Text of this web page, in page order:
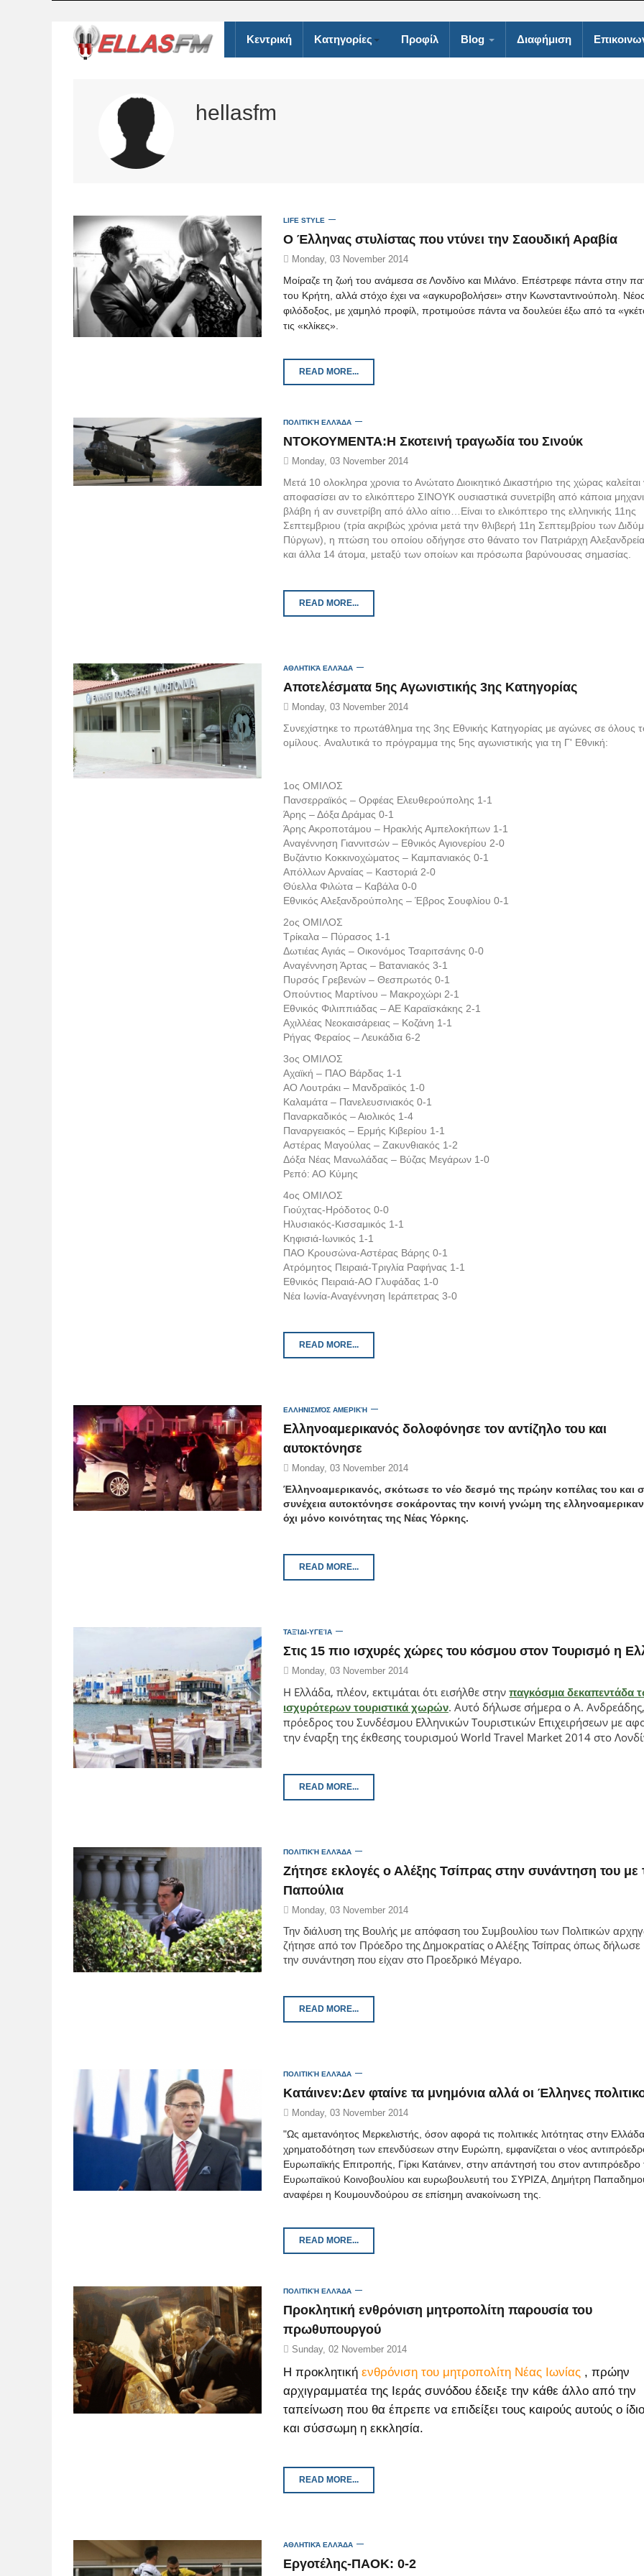
Κεντρική Κατηγορίες Προφίλ Blog Διαφήμιση
hellasfm
LIFE STYLE
O Έλληνας στυλίστας που ντύνει την Σαουδική Αραβία
Monday, 03 November 2014
Μοίραζε τη ζωή του ανάμεσα σε Λονδίνο και Μιλάνο. Επέστρεφε πάντα στην
του Κρήτη, αλλά στόχο έχει να «αγκυροβολήσει» στην Κωνσταντινούπολη.
φιλόδοξος, με χαμηλό προφίλ, προτιμούσε πάντα να δουλεύει έξω από τα
τις «κλίκες».
READ MORE...
ΠΟΛΙΤΙΚΉ ΕΛΛΆΔΑ
ΝΤΟΚΟΥΜΕΝΤΑ:Η Σκοτεινή τραγωδία του Σινούκ
Monday, 03 November 2014
Μετά 10 ολοκληρα χρονια το Ανώτατο Διοικητικό Δικαστήριο της χώρας καλείται
αποφασίσει αν το ελικόπτερο ΣΙΝΟΥΚ ουσιαστικά συνετρίβη από κάποια
βλάβη ή αν συνετρίβη από άλλο αίτιο…Είναι το ελικόπτερο της ελληνικής 11ης
Σεπτεμβριου (τρία ακριβώς χρόνια μετά την θλιβερή 11η Σεπτεμβρίου των
Πύργων), η πτώση του οποίου οδήγησε στο θάνατο τον Πατριάρχη
και άλλα 14 άτομα, μεταξύ των οποίων και πρόσωπα βαρύνουσας σημασίας.
READ MORE...
ΑΘΛΗΤΙΚΆ ΕΛΛΆΔΑ
Αποτελέσματα 5ης Αγωνιστικής 3ης Κατηγορίας
Monday, 03 November 2014
Συνεχίστηκε το πρωτάθλημα της 3ης Εθνικής Κατηγορίας με αγώνες σε όλους
ομίλους. Αναλυτικά το πρόγραμμα της 5ης αγωνιστικής για τη Γ' Εθνική:
1ος ΟΜΙΛΟΣ
Πανσερραϊκός – Ορφέας Ελευθερούπολης 1-1
Άρης – Δόξα Δράμας 0-1
Άρης Ακροποτάμου – Ηρακλής Αμπελοκήπων 1-1
Αναγέννηση Γιαννιτσών – Εθνικός Αγιονερίου 2-0
Βυζάντιο Κοκκινοχώματος – Καμπανιακός 0-1
Απόλλων Αρναίας – Καστοριά 2-0
Θύελλα Φιλώτα – Καβάλα 0-0
Εθνικός Αλεξανδρούπολης – Έβρος Σουφλίου 0-1
2ος ΟΜΙΛΟΣ
Τρίκαλα – Πύρασος 1-1
Δωτιέας Αγιάς – Οικονόμος Τσαριτσάνης 0-0
Αναγέννηση Άρτας – Βατανιακός 3-1
Πυρσός Γρεβενών – Θεσπρωτός 0-1
Οπούντιος Μαρτίνου – Μακροχώρι 2-1
Εθνικός Φιλιππιάδας – ΑΕ Καραϊσκάκης 2-1
Αχιλλέας Νεοκαισάρειας – Κοζάνη 1-1
Ρήγας Φεραίος – Λευκάδια 6-2
3ος ΟΜΙΛΟΣ
Αχαϊκή – ΠΑΟ Βάρδας 1-1
ΑΟ Λουτράκι – Μανδραϊκός 1-0
Καλαμάτα – Πανελευσινιακός 0-1
Παναρκαδικός – Αιολικός 1-4
Παναργειακός – Ερμής Κιβερίου 1-1
Αστέρας Μαγούλας – Ζακυνθιακός 1-2
Δόξα Νέας Μανωλάδας – Βύζας Μεγάρων 1-0
Ρεπό: ΑΟ Κύμης
4ος ΟΜΙΛΟΣ
Γιούχτας-Ηρόδοτος 0-0
Ηλυσιακός-Κισσαμικός 1-1
Κηφισιά-Ιωνικός 1-1
ΠΑΟ Κρουσώνα-Αστέρας Βάρης 0-1
Ατρόμητος Πειραιά-Τριγλία Ραφήνας 1-1
Εθνικός Πειραιά-ΑΟ Γλυφάδας 1-0
Νέα Ιωνία-Αναγέννηση Ιεράπετρας 3-0
READ MORE...
ΕΛΛΗΝΙΣΜΌΣ ΑΜΕΡΙΚΉ
Ελληνοαμερικανός δολοφόνησε τον αντίζηλο του και
αυτοκτόνησε
Monday, 03 November 2014
Έλληνοαμερικανός, σκότωσε το νέο δεσμό της πρώην κοπέλας του και
συνέχεια αυτοκτόνησε σοκάροντας την κοινή γνώμη της
όχι μόνο κοινότητας της Νέας Υόρκης.
READ MORE...
ΤΑΞΊΔΙ-ΥΓΕΊΑ
Στις 15 πιο ισχυρές χώρες του κόσμου στον Τουρισμό η
Monday, 03 November 2014
Η Ελλάδα, πλέον, εκτιμάται ότι εισήλθε στηνπαγκόσμια δεκαπεντάδα
ισχυρότερων τουριστικά χωρών.Αυτό δήλωσε σήμερα ο Α.
πρόεδρος του Συνδέσμου Ελληνικών Τουριστικών Επιχειρήσεων με
την έναρξη της έκθεσης τουρισμού World Travel Market 2014 στο
READ MORE...
ΠΟΛΙΤΙΚΉ ΕΛΛΆΔΑ
Ζήτησε εκλογές ο Αλέξης Τσίπρας στην συνάντηση του με
Παπούλια
Monday, 03 November 2014
Την διάλυση της Βουλής με απόφαση του Συμβουλίου των Πολιτικών
ζήτησε από τον Πρόεδρο της Δημοκρατίας ο Αλέξης Τσίπρας όπως δήλωσε
την συνάντηση που είχαν στο Προεδρικό Μέγαρο.
READ MORE...
ΠΟΛΙΤΙΚΉ ΕΛΛΆΔΑ
Kατάινεν:Δεν φταίνε τα μνημόνια αλλά οι Έλληνες
Monday, 03 November 2014
"Ως αμετανόητος Μερκελιστής, όσον αφορά τις πολιτικές λιτότητας στην
χρηματοδότηση των επενδύσεων στην Ευρώπη, εμφανίζεται ο νέος
Ευρωπαϊκής Επιτροπής, Γίρκι Κατάινεν, στην απάντησή του στον αντιπρόεδρο
Ευρωπαϊκού Κοινοβουλίου και ευρωβουλευτή του ΣΥΡΙΖΑ, Δημήτρη
αναφέρει η Κουμουνδούρου σε επίσημη ανακοίνωση της.
READ MORE...
ΠΟΛΙΤΙΚΉ ΕΛΛΆΔΑ
Προκλητική ενθρόνιση μητροπολίτη παρουσία του
πρωθυπουργού
Sunday, 02 November 2014
Η προκλητικήενθρόνιση του μητροπολίτη Νέας Ιωνίας , πρώην
αρχιγραμματέα της Ιεράς συνόδου έδειξε την κάθε άλλο από την
ταπείνωση που θα έπρεπε να επιδείξει τους καιρούς αυτούς ο
και σύσσωμη η εκκλησία.
READ MORE...
ΑΘΛΗΤΙΚΆ ΕΛΛΆΔΑ
Εργοτέλης-ΠΑΟΚ: 0-2